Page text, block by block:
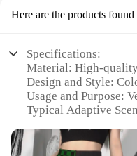
Here are the products found
Specifications:
Material: High-
Design and Style:
Usage and Purpose:
Typical Adaptive
Shape or Size or
Various Sizes and